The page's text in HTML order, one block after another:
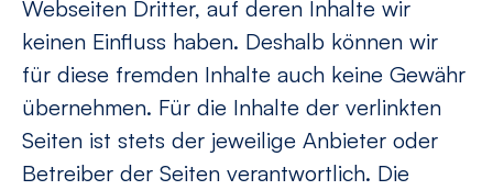
Webseiten Dritter, auf deren Inhalte wir
keinen Einfluss haben. Deshalb können wir
für diese fremden Inhalte auch keine Gewähr
übernehmen. Für die Inhalte der verlinkten
Seiten ist stets der jeweilige Anbieter oder
Betreiber der Seiten verantwortlich. Die